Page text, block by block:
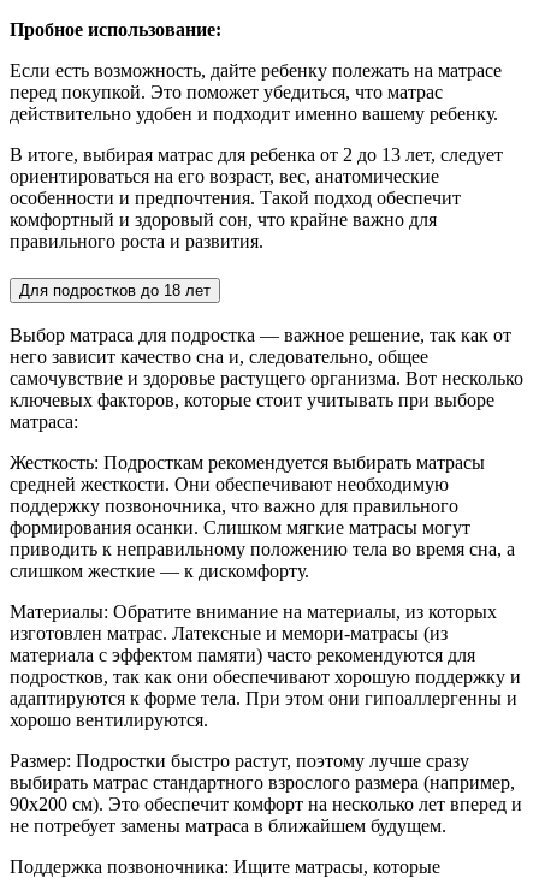
Пробное использование:
Если есть возможность, дайте ребенку полежать на матрасе
перед покупкой. Это поможет убедиться, что матрас
действительно удобен и подходит именно вашему ребенку.
В итоге, выбирая матрас для ребенка от 2 до 13 лет, следует
ориентироваться на его возраст, вес, анатомические
особенности и предпочтения. Такой подход обеспечит
комфортный и здоровый сон, что крайне важно для
правильного роста и развития.
Для подростков до 18 лет
Выбор матраса для подростка — важное решение, так как от
него зависит качество сна и, следовательно, общее
самочувствие и здоровье растущего организма. Вот несколько
ключевых факторов, которые стоит учитывать при выборе
матраса:
Жесткость: Подросткам рекомендуется выбирать матрасы
средней жесткости. Они обеспечивают необходимую
поддержку позвоночника, что важно для правильного
формирования осанки. Слишком мягкие матрасы могут
приводить к неправильному положению тела во время сна, а
слишком жесткие — к дискомфорту.
Материалы: Обратите внимание на материалы, из которых
изготовлен матрас. Латексные и мемори-матрасы (из
материала с эффектом памяти) часто рекомендуются для
подростков, так как они обеспечивают хорошую поддержку и
адаптируются к форме тела. При этом они гипоаллергенны и
хорошо вентилируются.
Размер: Подростки быстро растут, поэтому лучше сразу
выбирать матрас стандартного взрослого размера (например,
90x200 см). Это обеспечит комфорт на несколько лет вперед и
не потребует замены матраса в ближайшем будущем.
Поддержка позвоночника: Ищите матрасы, которые